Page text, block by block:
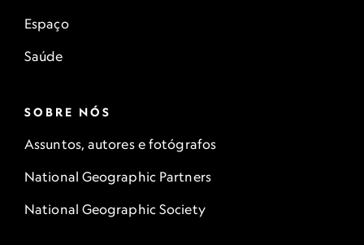
Espaço
Saúde
SOBRE NÓS
Assuntos, autores e fotógrafos
National Geographic Partners
National Geographic Society